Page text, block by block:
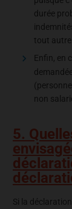
durée
tout autre
Enfin, en
non
5.
Si la